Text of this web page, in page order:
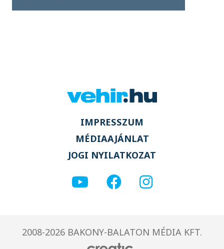
IMPRESSZUM
MÉDIAAJÁNLAT
JOGI NYILATKOZAT
2008-2026 BAKONY-BALATON MÉDIA KFT.